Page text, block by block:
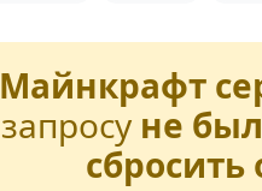
Майнкрафт
запросу не